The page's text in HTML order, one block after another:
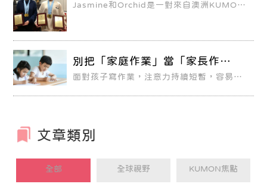
Jasmine和Orchid是一對來自澳洲KUMON
能力，並激發她對閱讀的熱愛。
別把「家庭作業」當「家長作
業」！ 四招讓孩子專注寫作業、學
習負責任
面對孩子寫作業，注意力持續短暫，容易分
文章類別
全部 全球視野 KUMON焦點